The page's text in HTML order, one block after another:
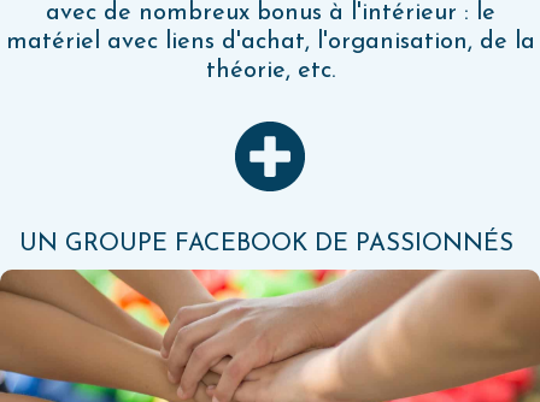
avec de nombreux bonus à l'intérieur : le
matériel avec liens d'achat, l'organisation, de la
théorie, etc.
UN GROUPE FACEBOOK DE PASSIONNÉS